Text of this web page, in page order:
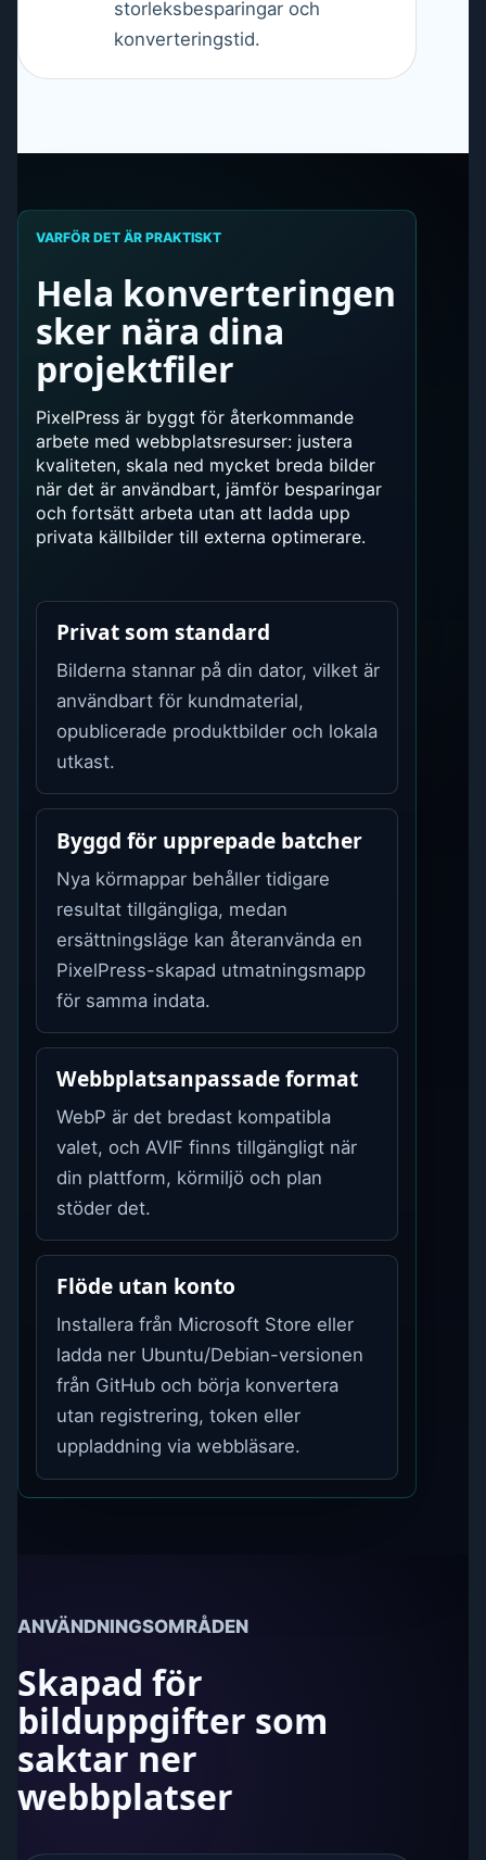
storleksbesparingar och
konverteringstid.
VARFÖR DET ÄR PRAKTISKT
Hela konverteringen
sker nära dina
projektfiler
PixelPress är byggt för återkommande
arbete med webbplatsresurser: justera
kvaliteten, skala ned mycket breda bilder
när det är användbart, jämför besparingar
och fortsätt arbeta utan att ladda upp
privata källbilder till externa optimerare.
Privat som standard
Bilderna stannar på din dator, vilket är
användbart för kundmaterial,
opublicerade produktbilder och lokala
utkast.
Byggd för upprepade batcher
Nya körmappar behåller tidigare
resultat tillgängliga, medan
ersättningsläge kan återanvända en
PixelPress-skapad utmatningsmapp
för samma indata.
Webbplatsanpassade format
WebP är det bredast kompatibla
valet, och AVIF finns tillgängligt när
din plattform, körmiljö och plan
stöder det.
Flöde utan konto
Installera från Microsoft Store eller
ladda ner Ubuntu/Debian-versionen
från GitHub och börja konvertera
utan registrering, token eller
uppladdning via webbläsare.
ANVÄNDNINGSOMRÅDEN
Skapad för
bilduppgifter som
saktar ner
webbplatser